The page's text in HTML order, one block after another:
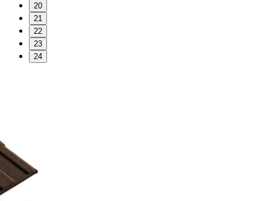
20
21
22
23
24